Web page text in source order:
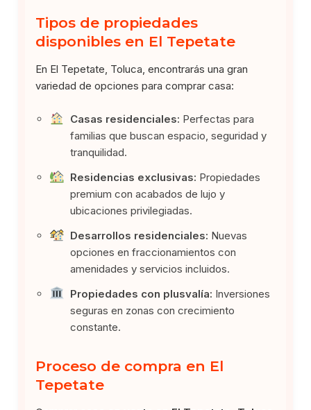
Tipos de propiedades
disponibles en El Tepetate
En El Tepetate, Toluca, encontrarás una gran
variedad de opciones para comprar casa:
Casas residenciales: Perfectas para
familias que buscan espacio, seguridad y
tranquilidad.
Residencias exclusivas: Propiedades
premium con acabados de lujo y
ubicaciones privilegiadas.
Desarrollos residenciales: Nuevas
opciones en fraccionamientos con
amenidades y servicios incluidos.
Propiedades con plusvalía: Inversiones
seguras en zonas con crecimiento
constante.
Proceso de compra en El
Tepetate